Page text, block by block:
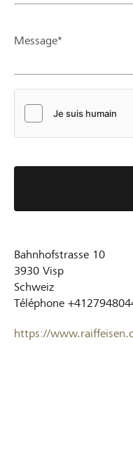
Message*
Bahnhofstrasse 10
3930 Visp
Schweiz
Téléphone
https://